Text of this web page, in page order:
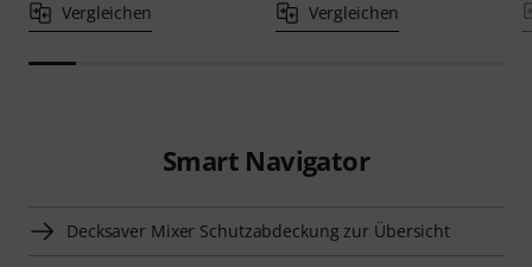
Vergleichen Vergleichen
Smart Navigator
Decksaver Mixer Schutzabdeckung zur Übersicht